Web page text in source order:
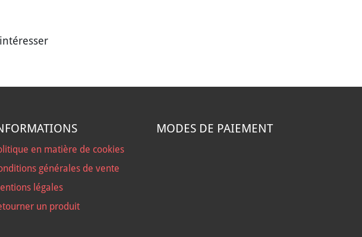
en matière de cookies
générales de vente
légales
un produit
MODES DE PAIEMENT